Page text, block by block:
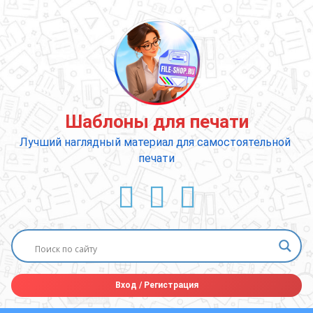
содержимому
Шаблоны для печати
Лучший наглядный материал для самостоятельной
печати
ВКонтакте
YouTube
E-mail
Вход /Регистрация